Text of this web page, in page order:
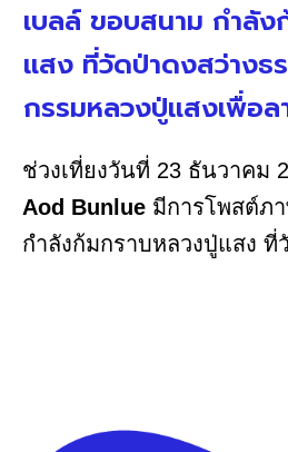
เบลล์ ขอบสนาม กำลั
แสง ที่วัดป่าดงสว่างธ
กรรมหลวงปู่แสงเพื่อล
ช่วงเที่ยงวันที่ 23 ธันวาคม
Aod Bunlue มีการโพสต์ภ
กำลังก้มกราบหลวงปู่แสง ที่